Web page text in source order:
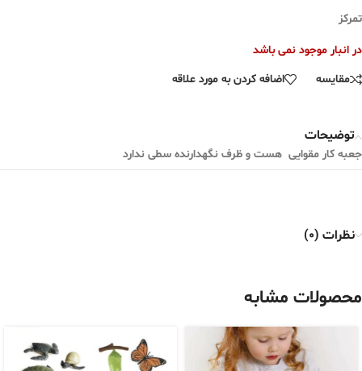
تمرکز
در انبار موجود نمی باشد
مقایسه
اضافه کردن به مورد علاقه
توضیحات
جعبه کار مقوایی هست و ظرف نگهدارنده سطی ندارد
نظرات (0)
محصولات مشابه